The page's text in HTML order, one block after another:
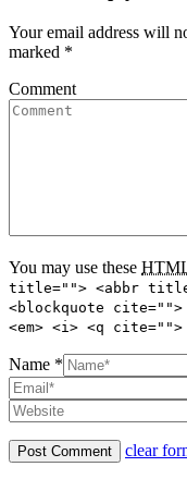
Your email address will
marked *
Comment
You may use these
title=""> <abbr
<blockquote
<em> <i> <q
Name *
clear